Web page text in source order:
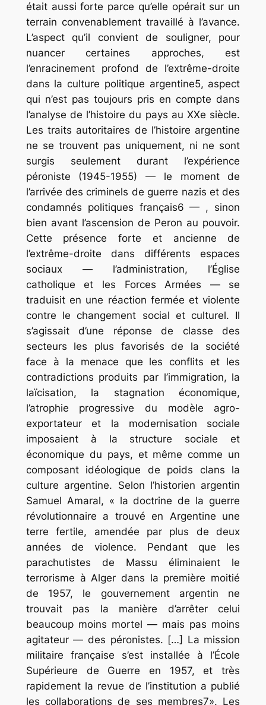
était aussi forte parce qu’elle opérait sur un
terrain convenablement travaillé à l’avance.
L’aspect qu’il convient de souligner, pour
nuancer certaines approches, est
l’enracinement profond de l’extrême-droite
dans la culture politique argentine5, aspect
qui n’est pas toujours pris en compte dans
l’analyse de l’histoire du pays au XXe siècle.
Les traits autoritaires de l’histoire argentine
ne se trouvent pas uniquement, ni ne sont
surgis seulement durant l’expérience
péroniste (1945-1955) — le moment de
l’arrivée des criminels de guerre nazis et des
condamnés politiques français6 — , sinon
bien avant l’ascension de Peron au pouvoir.
Cette présence forte et ancienne de
l’extrême-droite dans différents espaces
sociaux — l’administration, l’Église
catholique et les Forces Armées — se
traduisit en une réaction fermée et violente
contre le changement social et culturel. Il
s’agissait d’une réponse de classe des
secteurs les plus favorisés de la société
face à la menace que les conflits et les
contradictions produits par l’immigration, la
laïcisation, la stagnation économique,
l’atrophie progressive du modèle agro-
exportateur et la modernisation sociale
imposaient à la structure sociale et
économique du pays, et même comme un
composant idéologique de poids clans la
culture argentine. Selon l’historien argentin
Samuel Amaral, « la doctrine de la guerre
révolutionnaire a trouvé en Argentine une
terre fertile, amendée par plus de deux
années de violence. Pendant que les
parachutistes de Massu éliminaient le
terrorisme à Alger dans la première moitié
de 1957, le gouvernement argentin ne
trouvait pas la manière d’arrêter celui
beaucoup moins mortel — mais pas moins
agitateur — des péronistes. […] La mission
militaire française s’est installée à l’École
Supérieure de Guerre en 1957, et très
rapidement la revue de l’institution a publié
les collaborations de ses membres7». Les